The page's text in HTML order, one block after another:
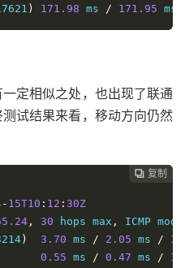
) 171.98 ms / 171.95 ms
定相似之处，也出现了联通
试结果来看，移动方向仍然
 复制
 复制
 复制
- 15T10 : 12 : 30Z
, 30 hops max ,
) 3.70 ms / 2.05 ms /
0.55 ms / 0.47 ms /